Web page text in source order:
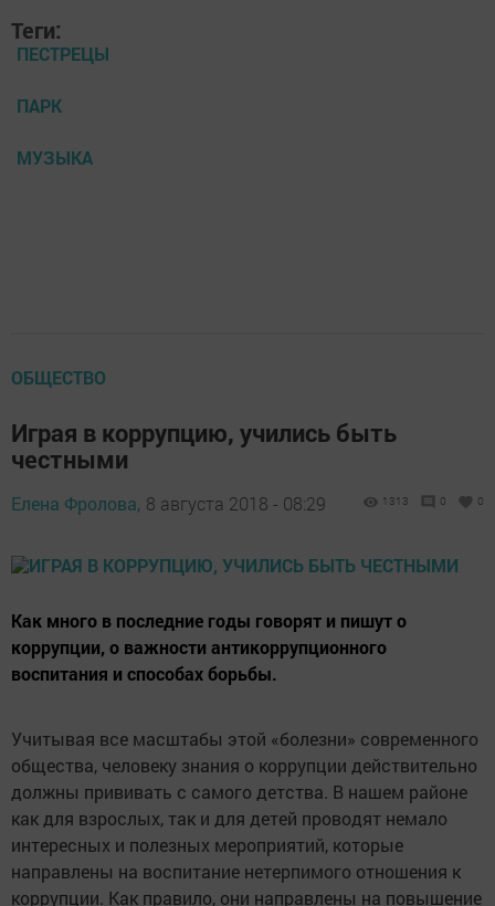
Теги:
ПЕСТРЕЦЫ
ПАРК
МУЗЫКА
ОБЩЕСТВО
Играя в коррупцию, учились быть
честными
Елена Фролова, 8 августа 2018 - 08:29 1313 0 0
Как много в последние годы говорят и пишут о
коррупции, о важности антикоррупционного
воспитания и способах борьбы.
Учитывая все масштабы этой «болезни» современного
общества, человеку знания о коррупции действительно
должны прививать с самого детства. В нашем районе
как для взрослых, так и для детей проводят немало
интересных и полезных мероприятий, которые
направлены на воспитание нетерпимого отношения к
коррупции. Как правило, они направлены на повышение